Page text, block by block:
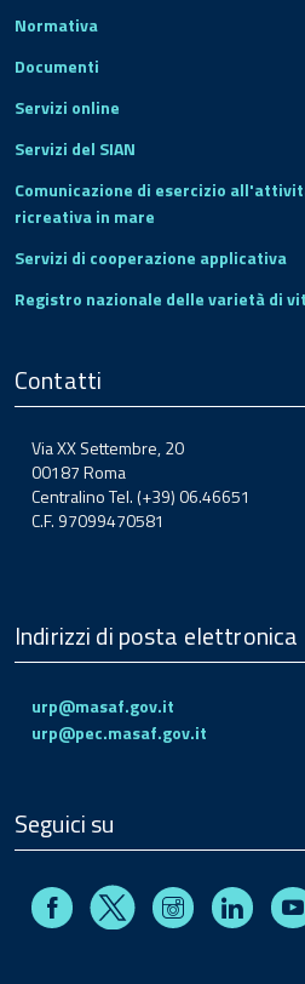
Normativa
Documenti
Servizi online
Servizi del SIAN
Comunicazione di esercizio
ricreativa in mare
Servizi di cooperazione applicativa
Registro nazionale delle varietà di
Contatti
Via XX Settembre, 20
00187 Roma
Centralino Tel. (+39) 06.46651
C.F. 97099470581
Indirizzi di posta elettronica
urp@masaf.gov.it
urp@pec.masaf.gov.it
Seguici su
FacebookX Instagram